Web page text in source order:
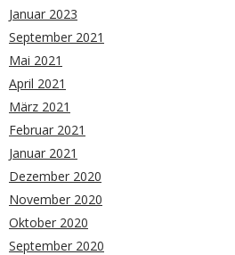
Januar 2023
September 2021
Mai 2021
April 2021
März 2021
Februar 2021
Januar 2021
Dezember 2020
November 2020
Oktober 2020
September 2020